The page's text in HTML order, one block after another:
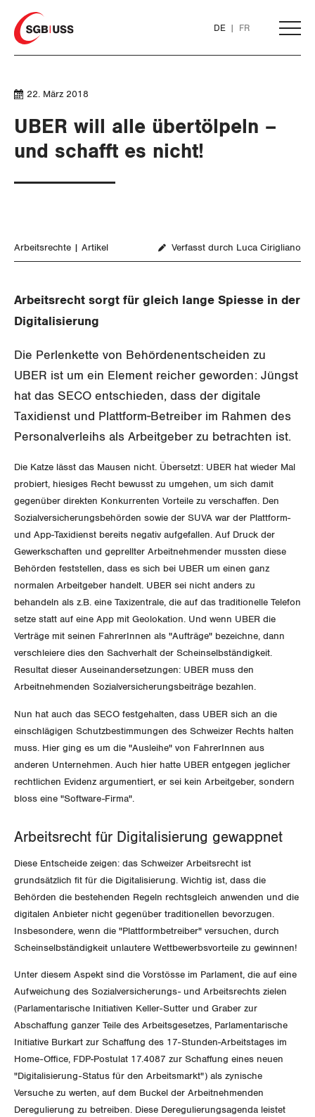
Home
DE FR
THEMEN
Flankierende Massnahmen und
Arbeitsrechte
WIRTSCHAFT
Geld und Währung
Aussenwirtschaft
Verteilung
AHV
Berufliche Vorsorge
Arbeitslosenversicherung
Überbrückungsleistung
Ergänzungsleistungen
Invalidenversicherung
Unfallversicherung
Gesundheit
CORONA-VIRUS
SERVICE PUBLIC
Verkehr
Post
Energie und Umwelt
Kommunikation und Medien
GLEICHSTELLUNG
Gleichstellung von Frauen und Männern
Gleichstellung von LGBTI
BILDUNG & JUGEND
MIGRATION
GEWERKSCHAFTSPOLITIK
International
GEWERKSCHAFTSMITGLIED WERDEN
LOHNRECHNER
BROSCHÜREN/BÜCHER
Vorstand
Präsidialausschuss
Feministische Kommission
Migrationskommission
Queer-Kommission
Rentner:innen-Kommission
Aargau
Freiburg
Genf
Glarus
ANGESCHLOSSENE VERBÄNDE
AGENDA
Medien
Vernehmlassungen
Bücher/Broschüren
Blog
Blog Daniel Lampart
Der Europa-Blog
Kontakt
22. März 2018
UBER will alle übertölpeln –
und schafft es nicht!
Arbeitsrechte Artikel Verfasst durch Luca Cirigliano
Arbeitsrecht sorgt für gleich lange Spiesse in der
Digitalisierung
Die Perlenkette von Behördenentscheiden zu
UBER ist um ein Element reicher geworden: Jüngst
hat das SECO entschieden, dass der digitale
Taxidienst und Plattform-Betreiber im Rahmen des
Personalverleihs als Arbeitgeber zu betrachten ist.
Die Katze lässt das Mausen nicht. Übersetzt: UBER hat wieder Mal
probiert, hiesiges Recht bewusst zu umgehen, um sich damit
gegenüber direkten Konkurrenten Vorteile zu verschaffen. Den
Sozialversicherungsbehörden sowie der SUVA war der Plattform-
und App-Taxidienst bereits negativ aufgefallen. Auf Druck der
Gewerkschaften und geprellter Arbeitnehmender mussten diese
Behörden feststellen, dass es sich bei UBER um einen ganz
normalen Arbeitgeber handelt. UBER sei nicht anders zu
behandeln als z.B. eine Taxizentrale, die auf das traditionelle Telefon
setze statt auf eine App mit Geolokation. Und wenn UBER die
Verträge mit seinen FahrerInnen als "Aufträge" bezeichne, dann
verschleiere dies den Sachverhalt der Scheinselbständigkeit.
Resultat dieser Auseinandersetzungen: UBER muss den
Arbeitnehmenden Sozialversicherungsbeiträge bezahlen.
Nun hat auch das SECO festgehalten, dass UBER sich an die
einschlägigen Schutzbestimmungen des Schweizer Rechts halten
muss. Hier ging es um die "Ausleihe" von FahrerInnen aus
anderen Unternehmen. Auch hier hatte UBER entgegen jeglicher
rechtlichen Evidenz argumentiert, er sei kein Arbeitgeber, sondern
bloss eine "Software-Firma".
Arbeitsrecht für Digitalisierung gewappnet
Diese Entscheide zeigen: das Schweizer Arbeitsrecht ist
grundsätzlich fit für die Digitalisierung. Wichtig ist, dass die
Behörden die bestehenden Regeln rechtsgleich anwenden und die
digitalen Anbieter nicht gegenüber traditionellen bevorzugen.
Insbesondere, wenn die "Plattformbetreiber" versuchen, durch
Scheinselbständigkeit unlautere Wettbewerbsvorteile zu gewinnen!
Unter diesem Aspekt sind die Vorstösse im Parlament, die auf eine
Aufweichung des Sozialversicherungs- und Arbeitsrechts zielen
(Parlamentarische Initiativen Keller-Sutter und Graber zur
Abschaffung ganzer Teile des Arbeitsgesetzes, Parlamentarische
Initiative Burkart zur Schaffung des 17-Stunden-Arbeitstages im
Home-Office, FDP-Postulat 17.4087 zur Schaffung eines neuen
"Digitalisierung-Status für den Arbeitsmarkt") als zynische
Versuche zu werten, auf dem Buckel der Arbeitnehmenden
Deregulierung zu betreiben. Diese Deregulierungsagenda leistet